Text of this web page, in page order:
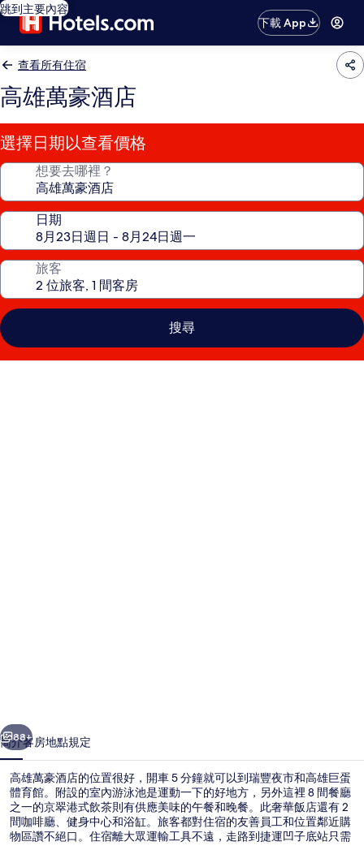
跳到主要內容
下載 App
查看所有住宿
高雄萬豪酒店
選擇日期以查看價格
想要去哪裡？
日期
旅客
搜尋
相
片
集
個 下一個
88+
簡介客房地點規定
高雄萬豪酒店的位置很好，開車 5 分鐘就可以到瑞豐夜市和高雄巨蛋
體育館。附設的室內游泳池是運動一下的好地方，另外這裡 8 間餐廳
之一的京翠港式飲茶則有供應美味的午餐和晚餐。此奢華飯店還有 2
間咖啡廳、健身中心和浴缸。旅客都對住宿的友善員工和位置鄰近購
物區讚不絕口。住宿離大眾運輸工具不遠，走路到捷運凹子底站只需